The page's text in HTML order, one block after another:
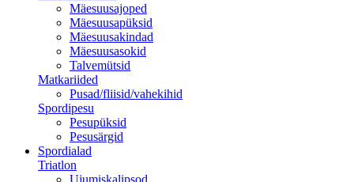
Mäesuusajoped
Mäesuusapüksid
Mäesuusakindad
Mäesuusasokid
Talvemütsid
Matkariided
Pusad/fliisid/vahekihid
Spordipesu
Pesupüksid
Pesusärgid
Spordialad
Triatlon